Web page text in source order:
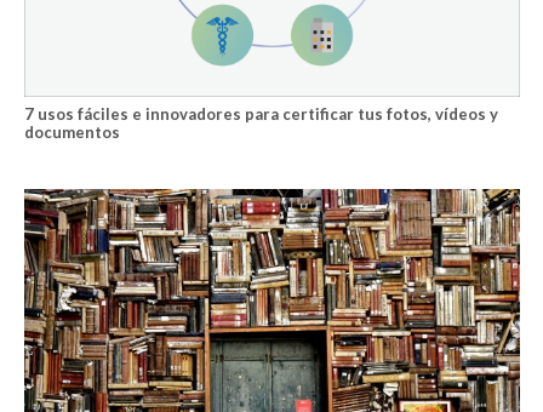
7 usos fáciles e innovadores para certificar tus fotos, vídeos y
documentos